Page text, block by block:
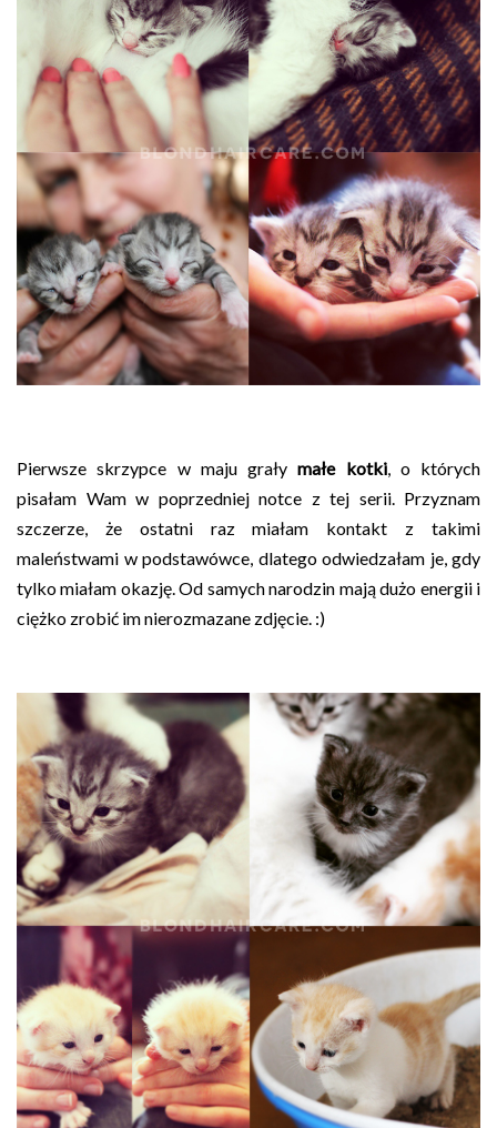
Pierwsze skrzypce w maju grały małe kotki, o których
pisałam Wam w poprzedniej notce z tej serii. Przyznam
szczerze, że ostatni raz miałam kontakt z takimi
maleństwami w podstawówce, dlatego odwiedzałam je, gdy
tylko miałam okazję. Od samych narodzin mają dużo energii i
ciężko zrobić im nierozmazane zdjęcie. :)